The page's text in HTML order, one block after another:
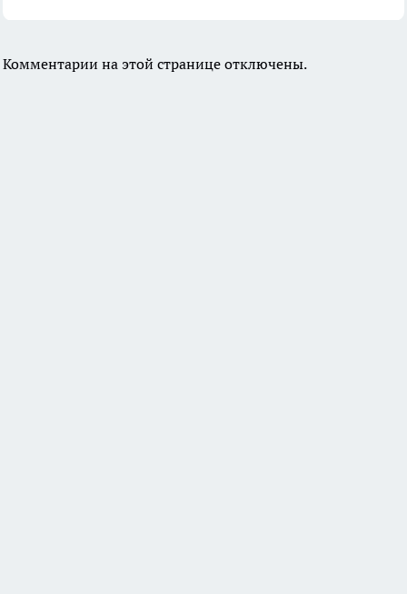
Комментарии на этой странице отключены.